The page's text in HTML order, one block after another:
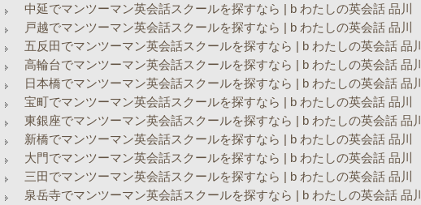
中延でマンツーマン英会話スクールを探すなら | b わたしの英会話 品川
戸越でマンツーマン英会話スクールを探すなら | b わたしの英会話 品川
五反田でマンツーマン英会話スクールを探すなら | b わたしの英会話 品川
高輪台でマンツーマン英会話スクールを探すなら | b わたしの英会話 品川
日本橋でマンツーマン英会話スクールを探すなら | b わたしの英会話 品川
宝町でマンツーマン英会話スクールを探すなら | b わたしの英会話 品川
東銀座でマンツーマン英会話スクールを探すなら | b わたしの英会話 品川
新橋でマンツーマン英会話スクールを探すなら | b わたしの英会話 品川
大門でマンツーマン英会話スクールを探すなら | b わたしの英会話 品川
三田でマンツーマン英会話スクールを探すなら | b わたしの英会話 品川
泉岳寺でマンツーマン英会話スクールを探すなら | b わたしの英会話 品川